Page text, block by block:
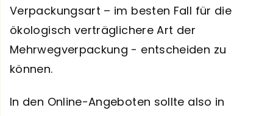
Verpackungsart – im besten Fall für die
ökologisch verträglichere Art der
Mehrwegverpackung - entscheiden zu
können.
In den Online-Angeboten sollte also in